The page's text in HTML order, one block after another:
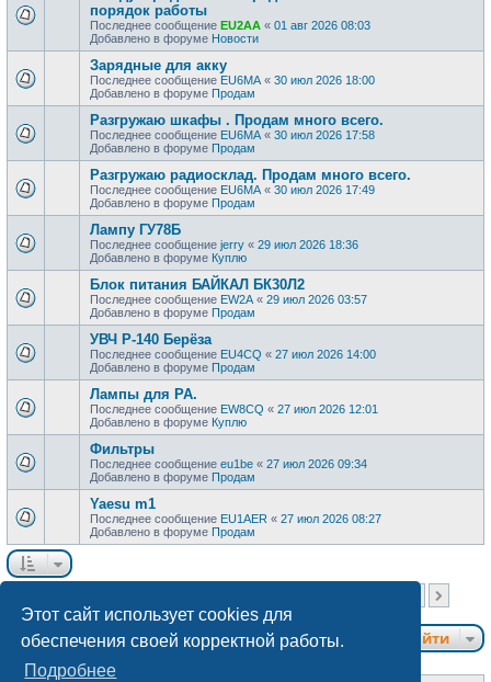
Этот сайт использует cookies для
обеспечения своей корректной работы.
Подробнее
порядок работы
Последнее сообщение EU2AA « 01 авг 2026 08:03
Добавлено в форуме Новости
Зарядные для акку
Последнее сообщение EU6MA « 30 июл 2026 18:00
Добавлено в форуме Продам
Разгружаю шкафы . Продам много всего.
Последнее сообщение EU6MA « 30 июл 2026 17:58
Добавлено в форуме Продам
Разгружаю радиосклад. Продам много всего.
Последнее сообщение EU6MA « 30 июл 2026 17:49
Добавлено в форуме Продам
Лампу ГУ78Б
Последнее сообщение jerry « 29 июл 2026 18:36
Добавлено в форуме Куплю
Блок питания БАЙКАЛ БК30Л2
Последнее сообщение EW2A « 29 июл 2026 03:57
Добавлено в форуме Продам
УВЧ Р-140 Берёза
Последнее сообщение EU4CQ « 27 июл 2026 14:00
Добавлено в форуме Продам
Лампы для РА.
Последнее сообщение EW8CQ « 27 июл 2026 12:01
Добавлено в форуме Куплю
Фильтры
Последнее сообщение eu1be « 27 июл 2026 09:34
Добавлено в форуме Продам
Yaesu m1
Последнее сообщение EU1AER « 27 июл 2026 08:27
Добавлено в форуме Продам
Перейти